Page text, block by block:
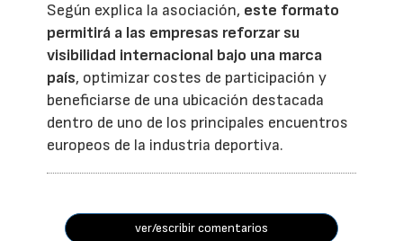
Según explica la asociación, este formato
permitirá a las empresas reforzar su
visibilidad internacional bajo una marca
país, optimizar costes de participación y
beneficiarse de una ubicación destacada
dentro de uno de los principales encuentros
europeos de la industria deportiva.
ver/escribir comentarios